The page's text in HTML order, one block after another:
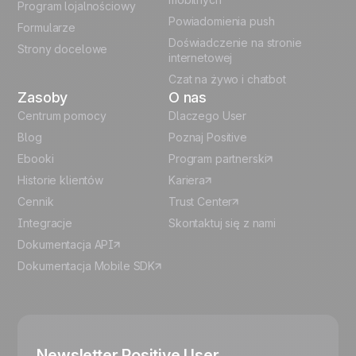
Español
Program lojalnościowy
Formularze
Strony docelowe
Powiadomienia push
Doświadczenie na stronie
internetowej
Czat na żywo i chatbot
Zasoby
Centrum pomocy
Blog
Ebooki
Historie klientów
Cennik
Integracje
Dokumentacja API
Dokumentacja Mobile SDK
O nas
Dlaczego User
Poznaj Positive
Program partnerski
Kariera
Trust Center
Skontaktuj się z nami